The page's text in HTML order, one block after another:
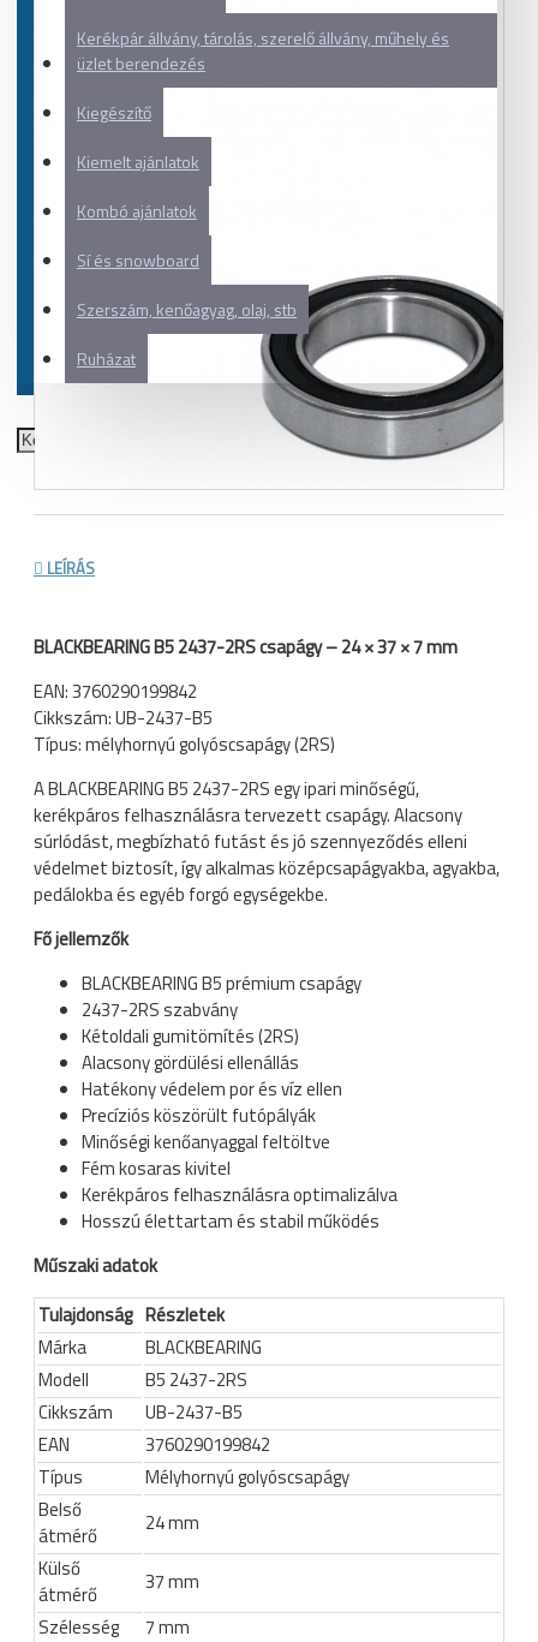
Kerékpár állvány, tárolás, szerelő állvány, műhely és
üzlet berendezés
Kiegészítő
Kiemelt ajánlatok
Kombó ajánlatok
Sí és snowboard
Szerszám, kenőagyag, olaj, stb
Ruházat
LEÍRÁS
BLACKBEARING B5 2437-2RS csapágy – 24 × 37 × 7 mm
EAN: 3760290199842
Cikkszám: UB-2437-B5
Típus: mélyhornyú golyóscsapágy (2RS)
A BLACKBEARING B5 2437-2RS egy ipari minőségű,
kerékpáros felhasználásra tervezett csapágy. Alacsony
súrlódást, megbízható futást és jó szennyeződés elleni
védelmet biztosít, így alkalmas középcsapágyakba, agyakba,
pedálokba és egyéb forgó egységekbe.
Fő jellemzők
BLACKBEARING B5 prémium csapágy
2437-2RS szabvány
Kétoldali gumitömítés (2RS)
Alacsony gördülési ellenállás
Hatékony védelem por és víz ellen
Precíziós köszörült futópályák
Minőségi kenőanyaggal feltöltve
Fém kosaras kivitel
Kerékpáros felhasználásra optimalizálva
Hosszú élettartam és stabil működés
Műszaki adatok
Tulajdonság Részletek
Márka
BLACKBEARING
Modell
B5 2437-2RS
Cikkszám
UB-2437-B5
EAN
3760290199842
Típus
Mélyhornyú golyóscsapágy
Belső
átmérő
24 mm
Külső
átmérő
37 mm
Szélesség
7 mm